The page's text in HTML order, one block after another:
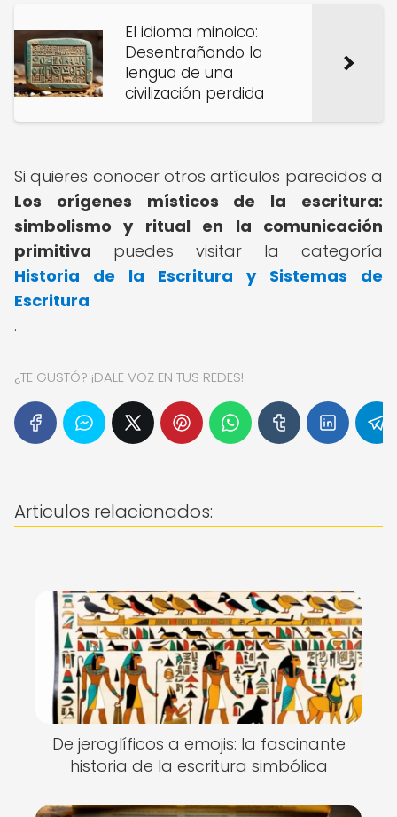
El idioma minoico:
Desentrañando la
lengua de una
civilización perdida
Si quieres conocer otros artículos parecidos a
Los orígenes místicos de la escritura:
simbolismo y ritual en la comunicación
primitiva puedes visitar la categoría
Historia de la Escritura y Sistemas de
Escritura
.
¿TE GUSTÓ? ¡DALE VOZ EN TUS REDES!
Articulos relacionados:
De jeroglíficos a emojis: la fascinante
historia de la escritura simbólica